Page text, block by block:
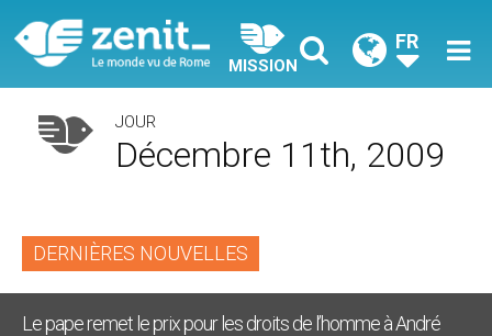
MISSION
FR
JOUR
Décembre 11th, 2009
DERNIÈRES NOUVELLES
Le pape remet le prix pour les droits de l’homme à André